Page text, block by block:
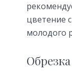
цветение
молодого
Обрезка